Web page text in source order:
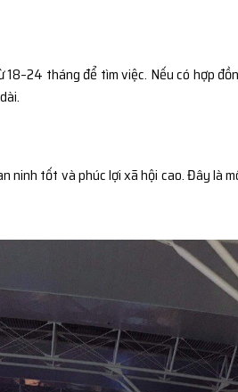
tháng để tìm việc. Nếu có hợp
ninh tốt và phúc lợi xã hội cao. Đây là